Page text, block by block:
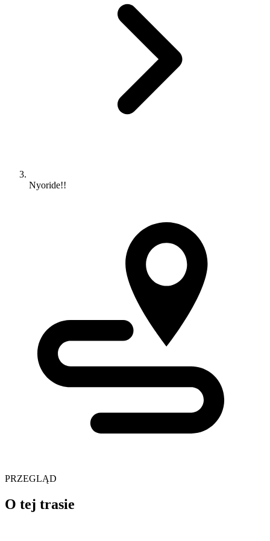
Nyoride!!
PRZEGLĄD
O tej trasie